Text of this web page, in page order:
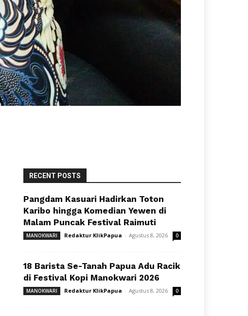
RECENT POSTS
Pangdam Kasuari Hadirkan Toton
Karibo hingga Komedian Yewen di
Malam Puncak Festival Raimuti
MANOKWARI Redaktur KlikPapua - Agustus 8, 2026 0
18 Barista Se-Tanah Papua Adu Racik
di Festival Kopi Manokwari 2026
MANOKWARI Redaktur KlikPapua - Agustus 8, 2026 0